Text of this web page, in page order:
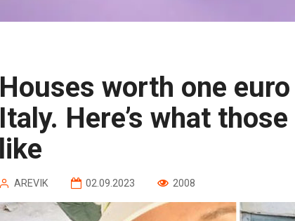
Houses worth one euro are sold in
Italy. Here’s what
like
AREVIK 02.09.2023 2008